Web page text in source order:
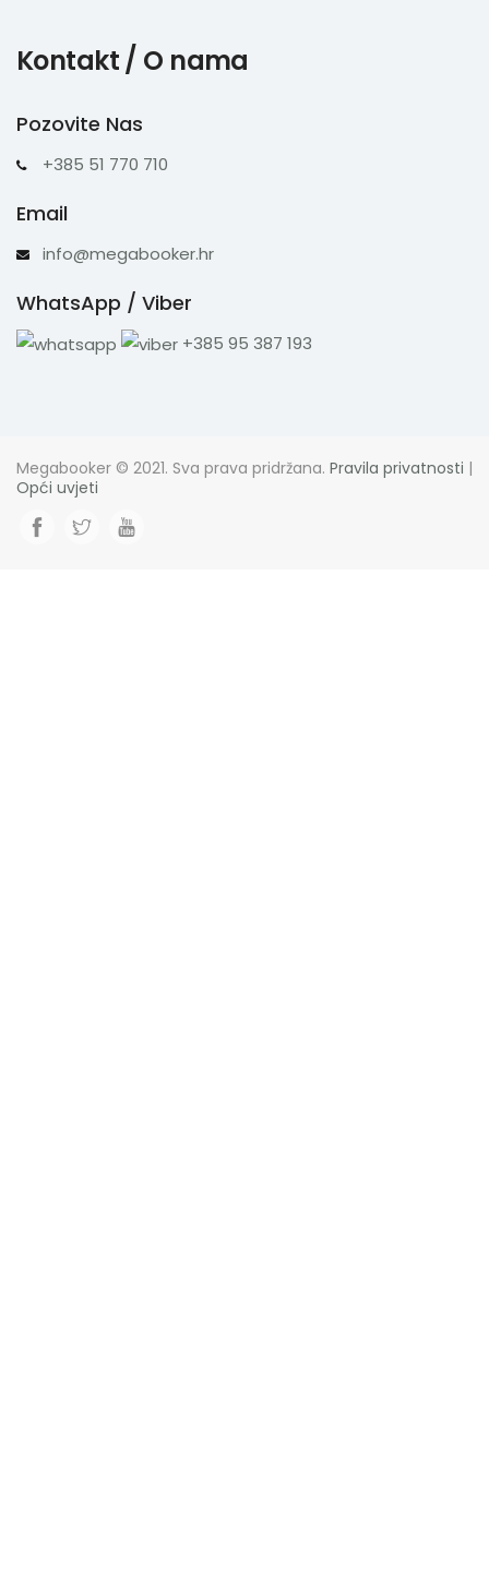
Kontakt / O nama
Pozovite Nas
+385 51 770 710
Email
info@megabooker.hr
WhatsApp / Viber
+385 95 387 193
Megabooker © 2021. Sva prava pridržana. Pravila privatnosti |
Opći uvjeti